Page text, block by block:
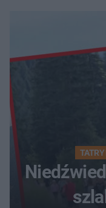
TATRY